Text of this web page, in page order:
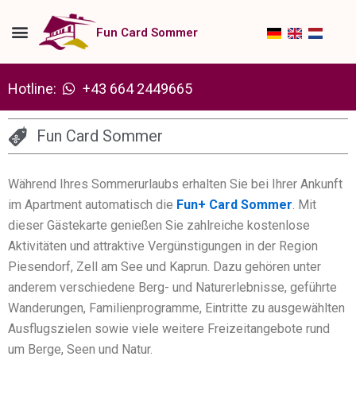
Inhalt
springen
Fun Card Sommer
Hotline: +43 664 2449665
Fun Card Sommer
Während Ihres Sommerurlaubs erhalten Sie bei Ihrer Ankunft
im Apartment automatisch die Fun+ Card Sommer. Mit
dieser Gästekarte genießen Sie zahlreiche kostenlose
Aktivitäten und attraktive Vergünstigungen in der Region
Piesendorf, Zell am See und Kaprun. Dazu gehören unter
anderem verschiedene Berg- und Naturerlebnisse, geführte
Wanderungen, Familienprogramme, Eintritte zu ausgewählten
Ausflugszielen sowie viele weitere Freizeitangebote rund
um Berge, Seen und Natur.